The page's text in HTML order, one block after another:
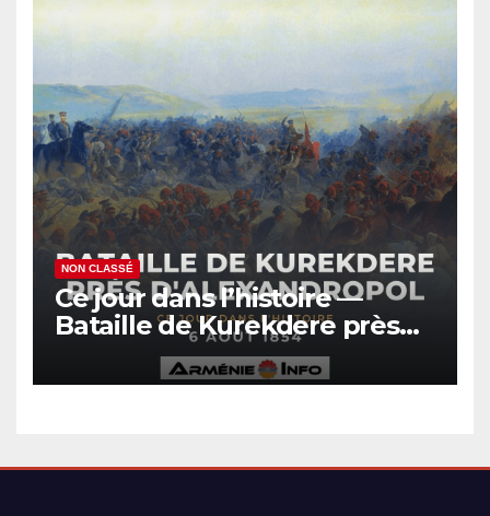
NON CLASSÉ
Ce jour dans l’histoire —
Bataille de Kurekdere près
d’Alexandropol